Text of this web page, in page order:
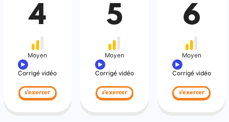
4
Moyen
Corrigé vidéo
s'exercer
5
Moyen
Corrigé vidéo
s'exercer
6
Moyen
Corrigé vidéo
s'exercer